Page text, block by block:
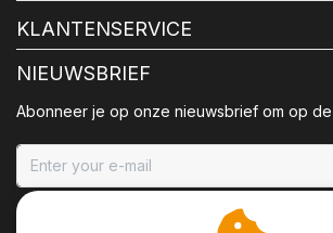
KLANTENSERVICE
NIEUWSBRIEF
Abonneer je op onze nieuwsbrief om op